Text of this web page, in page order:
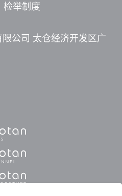
检举制度
公司 太仓经济开发区广